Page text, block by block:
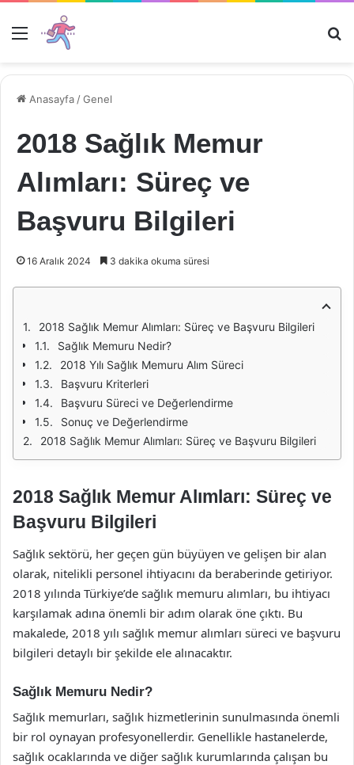
Menü
Anasayfa /Genel
2018 Sağlık Memur
Alımları: Süreç ve
Başvuru Bilgileri
16 Aralık 2024 3 dakika okuma süresi
2018 Sağlık Memur Alımları: Süreç ve Başvuru Bilgileri
Sağlık Memuru Nedir?
2018 Yılı Sağlık Memuru Alım Süreci
Başvuru Kriterleri
Başvuru Süreci ve Değerlendirme
Sonuç ve Değerlendirme
2018 Sağlık Memur Alımları: Süreç ve Başvuru Bilgileri
2018 Sağlık Memur Alımları: Süreç ve
Başvuru Bilgileri
Sağlık sektörü, her geçen gün büyüyen ve gelişen bir alan
olarak, nitelikli personel ihtiyacını da beraberinde getiriyor.
2018 yılında Türkiye’de sağlık memuru alımları, bu ihtiyacı
karşılamak adına önemli bir adım olarak öne çıktı. Bu
makalede, 2018 yılı sağlık memur alımları süreci ve başvuru
bilgileri detaylı bir şekilde ele alınacaktır.
Sağlık Memuru Nedir?
Sağlık memurları, sağlık hizmetlerinin sunulmasında önemli
bir rol oynayan profesyonellerdir. Genellikle hastanelerde,
sağlık ocaklarında ve diğer sağlık kurumlarında çalışan bu